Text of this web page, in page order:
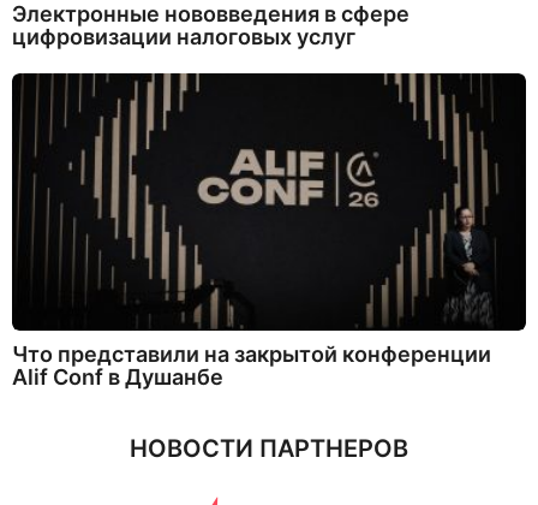
Электронные нововведения в сфере
цифровизации налоговых услуг
Что представили на закрытой конференции
Alif Conf в Душанбе
НОВОСТИ ПАРТНЕРОВ